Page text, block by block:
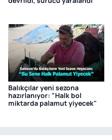
Balıkçılar yeni sezona
hazırlanıyor: "Halk bol
miktarda palamut yiyecek"